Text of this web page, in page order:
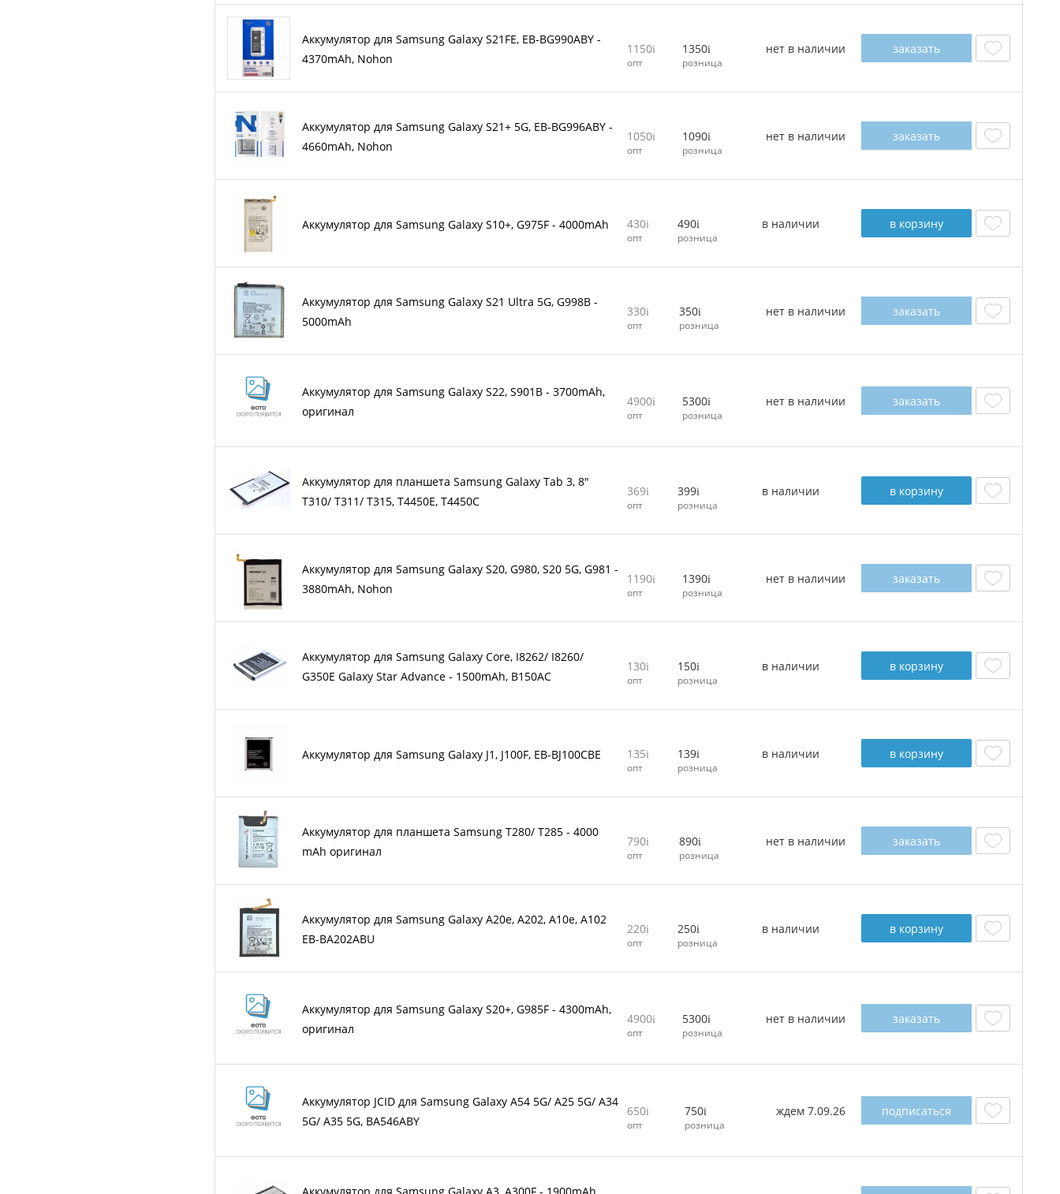
Аккумулятор для Samsung Galaxy S21FE, EB-BG990ABY -
4370mAh, Nohon
1150
опт
1350
розница
нет в наличии заказать
Аккумулятор для Samsung Galaxy S21+ 5G, EB-BG996ABY -
4660mAh, Nohon
1050
опт
1090
розница
нет в наличии заказать
Аккумулятор для Samsung Galaxy S10+, G975F - 4000mAh 430
опт
490
розница
в наличии в корзину
Аккумулятор для Samsung Galaxy S21 Ultra 5G, G998B -
5000mAh
330
опт
350
розница
нет в наличии заказать
Аккумулятор для Samsung Galaxy S22, S901B - 3700mAh,
оригинал
4900
опт
5300
розница
нет в наличии заказать
Аккумулятор для планшета Samsung Galaxy Tab 3, 8"
T310/ T311/ T315, T4450E, T4450C
369
опт
399
розница
в наличии в корзину
Аккумулятор для Samsung Galaxy S20, G980, S20 5G, G981 -
3880mAh, Nohon
1190
опт
1390
розница
нет в наличии заказать
Аккумулятор для Samsung Galaxy Core, I8262/ I8260/
G350E Galaxy Star Advance - 1500mAh, B150AC
130
опт
150
розница
в наличии в корзину
Аккумулятор для Samsung Galaxy J1, J100F, EB-BJ100CBE 135
опт
139
розница
в наличии в корзину
Аккумулятор для планшета Samsung T280/ T285 - 4000
mAh оригинал
790
опт
890
розница
нет в наличии заказать
Аккумулятор для Samsung Galaxy A20e, A202, A10e, A102
EB-BA202ABU
220
опт
250
розница
в наличии в корзину
Аккумулятор для Samsung Galaxy S20+, G985F - 4300mAh,
оригинал
4900
опт
5300
розница
нет в наличии заказать
Аккумулятор JCID для Samsung Galaxy A54 5G/ A25 5G/ A34
5G/ A35 5G, BA546ABY
650
опт
750
розница
ждем 7.09.26 подписаться